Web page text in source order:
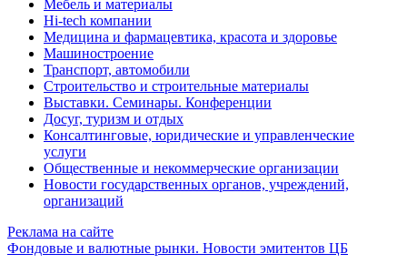
Мебель и материалы
Hi-tech компании
Медицина и фармацевтика, красота и здоровье
Машиностроение
Транспорт, автомобили
Строительство и строительные материалы
Выставки. Семинары. Конференции
Досуг, туризм и отдых
Консалтинговые, юридические и управленческие
услуги
Общественные и некоммерческие организации
Новости государственных органов, учреждений,
организаций
Реклама на сайте
Фондовые и валютные рынки. Новости эмитентов ЦБ